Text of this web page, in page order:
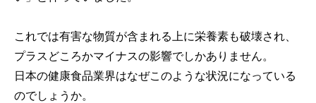
これでは有害な物質が含まれる上に栄養素も破壊され、
プラスどころかマイナスの影響でしかありません。
日本の健康食品業界はなぜこのような状況になっている
のでしょうか。